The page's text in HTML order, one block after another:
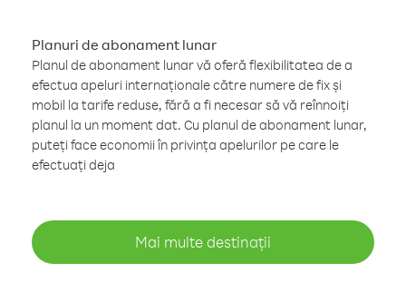
Planuri de abonament lunar
Planul de abonament lunar vă oferă flexibilitatea de a
efectua apeluri internaționale către numere de fix și
mobil la tarife reduse, fără a fi necesar să vă reînnoiți
planul la un moment dat. Cu planul de abonament lunar,
puteți face economii în privința apelurilor pe care le
efectuați deja
Mai multe destinații